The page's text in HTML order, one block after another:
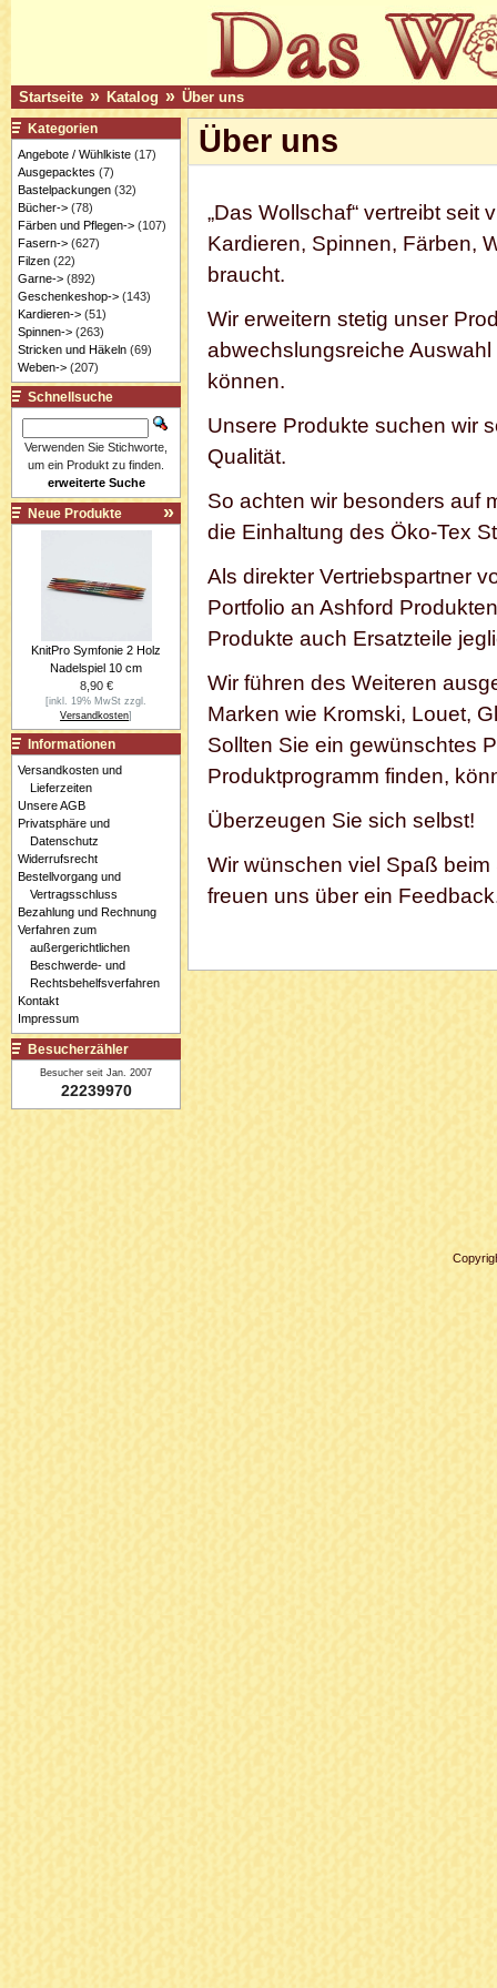
Startseite » Katalog » Über uns
Über uns
„Das Wollschaf“ vertreibt seit
Kardieren, Spinnen, Färben,
braucht.
Wir erweitern stetig unser
abwechslungsreiche
können.
Unsere Produkte suchen wir
Qualität.
So achten wir besonders auf
die Einhaltung des Öko-Tex
Als direkter Vertriebspartner
Portfolio an Ashford
Produkte auch Ersatzteile
Wir führen des Weiteren
Marken wie Kromski, Louet,
Sollten Sie ein gewünschtes
Produktprogramm finden,
Überzeugen Sie sich selbst!
Wir wünschen viel Spaß
freuen uns über ein
Kategorien
Angebote / Wühlkiste(17)
Ausgepacktes (7)
Bastelpackungen(32)
Bücher->(78)
Färben und Pflegen->(107)
Fasern->(627)
Filzen(22)
Garne->(892)
Geschenkeshop->(143)
Kardieren->(51)
Spinnen->(263)
Stricken und Häkeln(69)
Weben->(207)
Schnellsuche
Verwenden Sie Stichworte,
um ein Produkt zu finden.
erweiterte Suche
Neue Produkte
KnitPro Symfonie 2 Holz
Nadelspiel 10 cm
8,90 €
[inkl. 19% MwSt zzgl.
Versandkosten]
Informationen
Versandkosten und
Lieferzeiten
Unsere AGB
Privatsphäre und
Datenschutz
Widerrufsrecht
Bestellvorgang und
Vertragsschluss
Bezahlung und Rechnung
Verfahren zum
außergerichtlichen
Beschwerde- und
Rechtsbehelfsverfahren
Kontakt
Impressum
Besucherzähler
Besucher seit Jan. 2007
22239970